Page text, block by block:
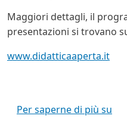
Maggiori dettagli, il
presentazioni si trovano
www.didatticaaperta.it
Per saperne di più su